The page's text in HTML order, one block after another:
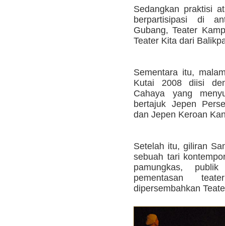
Sedangkan praktisi
berpartisipasi di
Gubang, Teater
Teater Kita dari
Sementara itu,
Kutai 2008 diisi
Cahaya yang
bertajuk Jepen
dan Jepen Keroan
Setelah itu, giliran
sebuah tari
pamungkas,
pementasan
dipersembahkan